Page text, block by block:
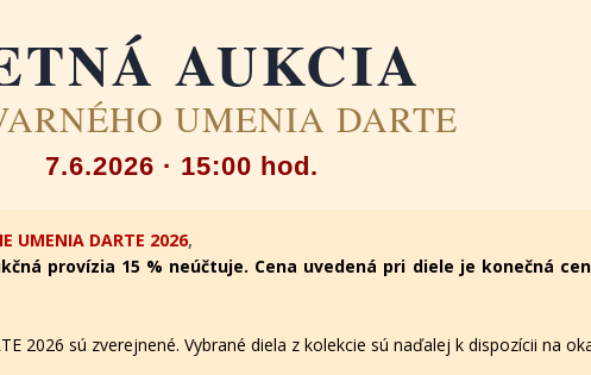
AUKCIA
UMENIA DARTE
7.6.2026 · 15:00 hod.
UMENIA DARTE 2026,
provízia 15 % neúčtuje. Cena uvedená pri diele je konečná
2026 sú zverejnené. Vybrané diela z kolekcie sú naďalej k dispozícii na